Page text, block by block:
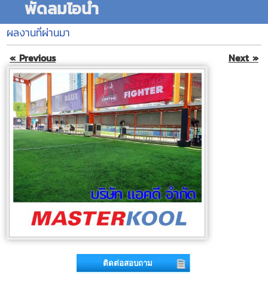
พัดลมไอน้ำ
ผลงานที่ผ่านมา
« Previous Next »